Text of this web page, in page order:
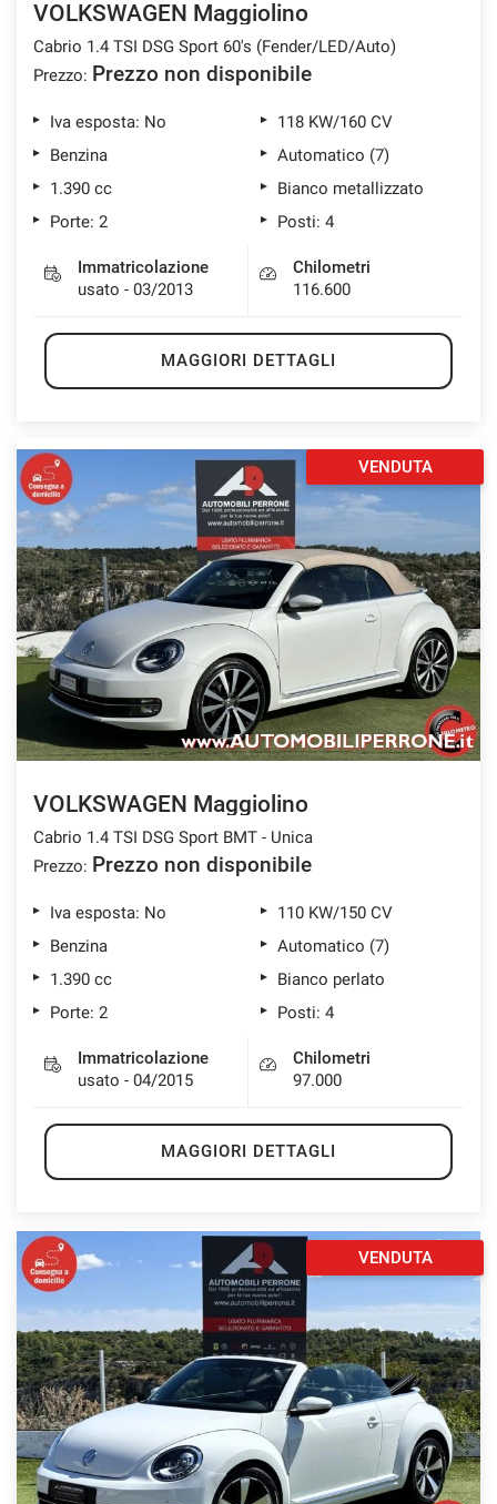
VOLKSWAGEN Maggiolino
Cabrio 1.4 TSI DSG Sport 60's (Fender/LED/Auto)
Prezzo: Prezzo non disponibile
Iva esposta: No
118 KW/160 CV
Benzina
Automatico (7)
1.390 cc
Bianco metallizzato
Porte: 2
Posti: 4
Immatricolazione
usato - 03/2013
Chilometri
116.600
MAGGIORI DETTAGLI
VENDUTA
VOLKSWAGEN Maggiolino
Cabrio 1.4 TSI DSG Sport BMT - Unica
Prezzo: Prezzo non disponibile
Iva esposta: No
110 KW/150 CV
Benzina
Automatico (7)
1.390 cc
Bianco perlato
Porte: 2
Posti: 4
Immatricolazione
usato - 04/2015
Chilometri
97.000
MAGGIORI DETTAGLI
VENDUTA
Cookie per il miglioramento dell'esperienza utente
Cookie analitici
Cookie di marketing
la
cookie
policy
Salva
le
impostazioni